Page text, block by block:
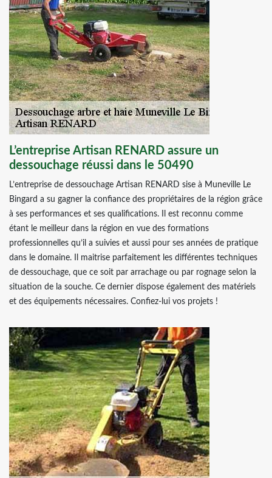
L’entreprise Artisan RENARD assure un
dessouchage réussi dans le 50490
L’entreprise de dessouchage Artisan RENARD sise à Muneville Le
Bingard a su gagner la confiance des propriétaires de la région grâce
à ses performances et ses qualifications. Il est reconnu comme
étant le meilleur dans la région en vue des formations
professionnelles qu’il a suivies et aussi pour ses années de pratique
dans le domaine. Il maitrise parfaitement les différentes techniques
de dessouchage, que ce soit par arrachage ou par rognage selon la
situation de la souche. Ce dernier dispose également des matériels
et des équipements nécessaires. Confiez-lui vos projets !